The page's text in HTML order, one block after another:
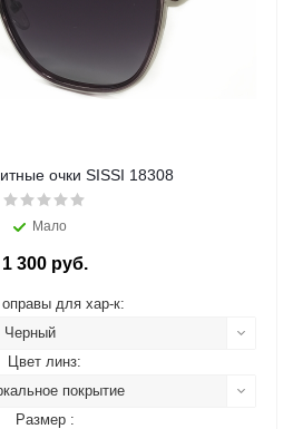
очки SISSI 18308
Мало
1 300 руб.
для хар-к:
Черный
Цвет линз:
покрытие
Размер :